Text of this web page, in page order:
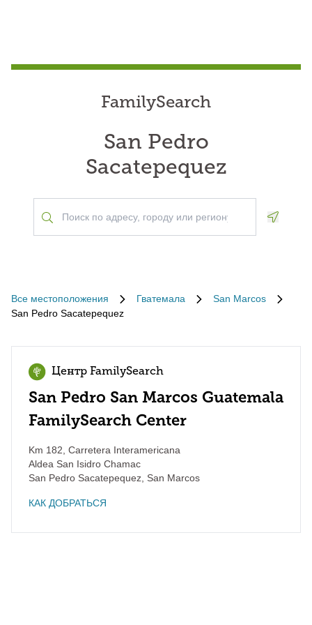
FamilySearch
San Pedro
Sacatepequez
Все местоположения Гватемала
San Marcos
San Pedro Sacatepequez
Центр FamilySearch
San Pedro San Marcos Guatemala
FamilySearch Center
Km 182, Carretera Interamericana
Aldea San Isidro Chamac
San Pedro Sacatepequez San Marcos
КАК ДОБРАТЬСЯ